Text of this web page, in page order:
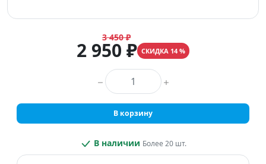
3 450 ₽
2 950 ₽ СКИДКА 14 %
Количество товара
В корзину
В наличии Более 20 шт.